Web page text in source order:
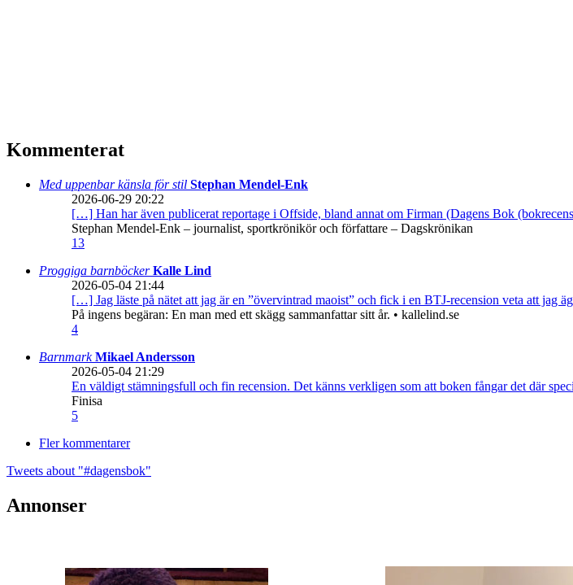
Kommenterat
Med uppenbar känsla för stil Stephan Mendel-Enk
2026-06-29 20:22
[…] Han har även publicerat reportage i Offside, bland annat om Firman (Dagens Bok
Stephan Mendel-Enk – journalist, sportkrönikör och författare – Dagskrönikan
13
Proggiga barnböckerKalle Lind
2026-05-04 21:44
[…] Jag läste på nätet att jag är en ”övervintrad maoist” och fick i en BTJ-recension veta att jag
På ingens begäran: En man med ett skägg sammanfattar sitt år. • kallelind.se
4
BarnmarkMikael Andersson
2026-05-04 21:29
En väldigt stämningsfull och fin recension. Det känns verkligen som att boken fångar det där
Finisa
5
Fler kommentarer
Tweets about "#dagensbok"
Annonser